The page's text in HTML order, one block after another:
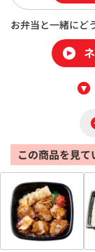
お弁当と一緒にど
この商品を見